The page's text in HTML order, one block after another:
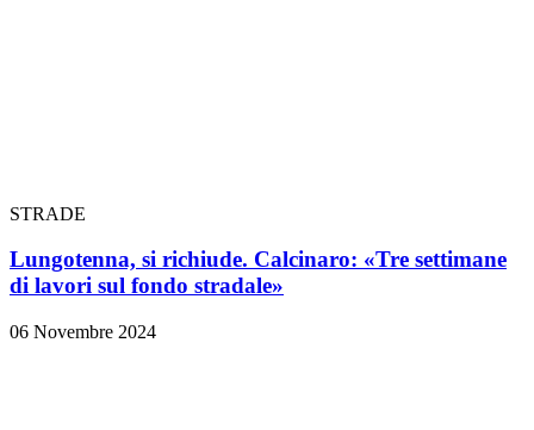
STRADE
Lungotenna, si richiude. Calcinaro: «Tre settimane
di lavori sul fondo stradale»
06 Novembre 2024